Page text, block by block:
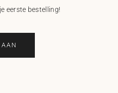
eerste bestelling!